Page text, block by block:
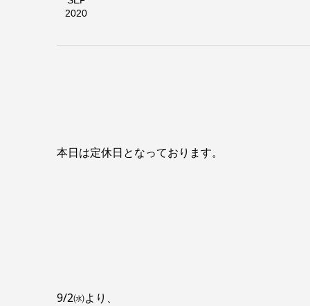
2020
本日は定休日となっております。
9/2㈬より、